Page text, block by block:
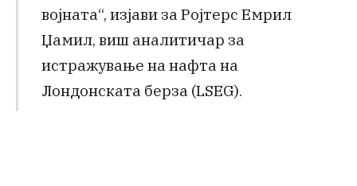
војната“, изјави за Ројтерс Емрил
Џамил, виш аналитичар за
истражување на нафта на
Лондонската берза (LSEG).